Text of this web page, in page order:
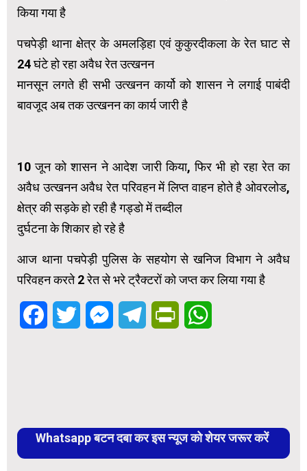
किया गया है
पचपेड़ी थाना क्षेत्र के अमलड़िहा एवं कुकुरदीकला के रेत घाट से
24 घंटे हो रहा अवैध रेत उत्खनन
मानसून लगते ही सभी उत्खनन कार्यो को शासन ने लगाई पाबंदी
बावजूद अब तक उत्खनन का कार्य जारी है
10 जून को शासन ने आदेश जारी किया, फिर भी हो रहा रेत का
अवैध उत्खनन अवैध रेत परिवहन में लिप्त वाहन होते है ओवरलोड,
क्षेत्र की सड़के हो रही है गड्डो में तब्दील
दुर्घटना के शिकार हो रहे है
आज थाना पचपेड़ी पुलिस के सहयोग से खनिज विभाग ने अवैध
परिवहन करते 2 रेत से भरे ट्रैक्टरों को जप्त कर लिया गया है
FacebookTwitter MessengerTelegramPrintFriendly
Whatsapp बटन दबा कर इस न्यूज को शेयर जरूर करें